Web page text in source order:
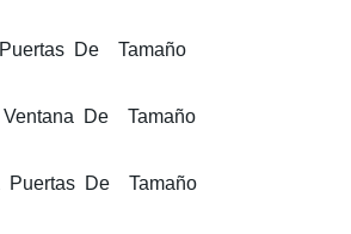
De Tamaño
Ventana De Tamaño
De Tamaño